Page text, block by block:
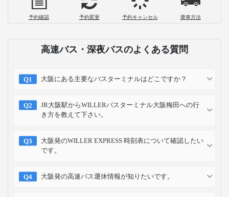
予約確認 予約変更 予約キャンセル 乗車方法
高速バス・深夜バスのよくある質問
大阪にある主要なバスターミナルはどこですか？
JR大阪駅からWILLERバスターミナル大阪梅田への行
き方を教えて下さい。
大阪発のWILLER EXPRESS 時刻表について確認したい
です。
大阪発の高速バス運休情報が知りたいです。